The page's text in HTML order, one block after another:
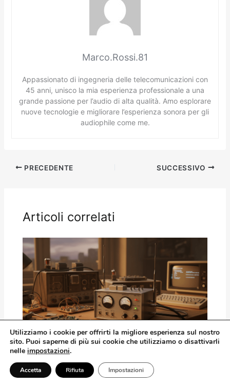
Marco.Rossi.81
Appassionato di ingegneria delle telecomunicazioni con
45 anni, unisco la mia esperienza professionale a una
grande passione per l’audio di alta qualità. Amo esplorare
nuove tecnologie e migliorare l’esperienza sonora per gli
audiophile come me.
PRECEDENTE SUCCESSIVO
Articoli correlati
Radiomodem ERE e Packet Radio: I
Precursori delle Reti IT e Digitali
Utilizziamo i cookie per offrirti la migliore esperienza sul nostro
sito. Puoi saperne di più sui cookie che utilizziamo o disattivarli
nelle impostazioni.
Accetta Rifiuta Impostazioni